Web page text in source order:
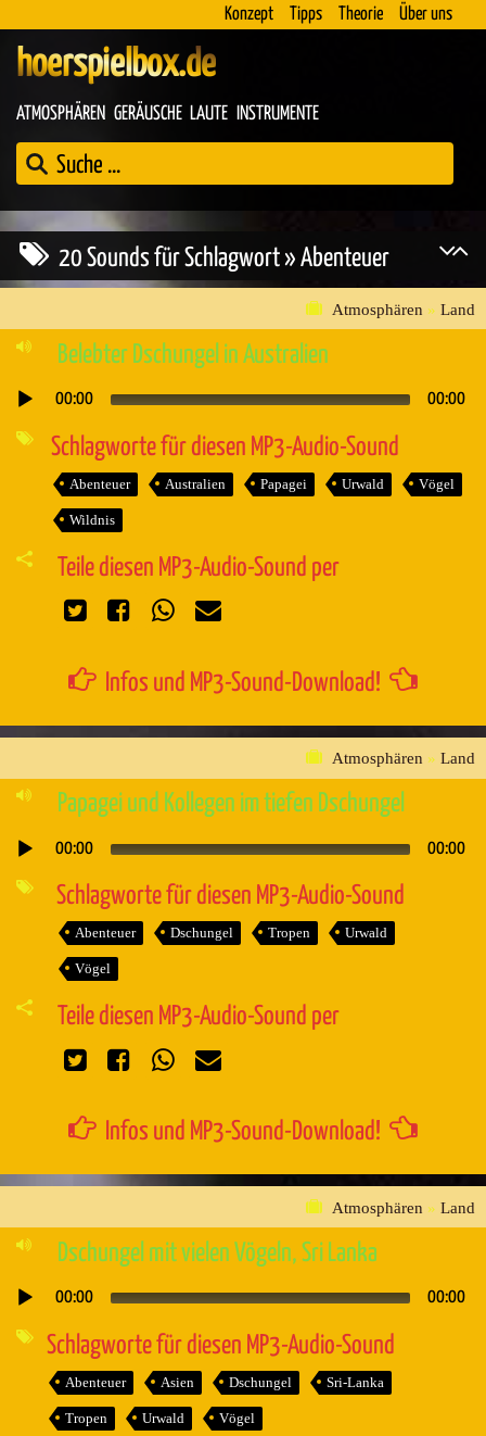
Konzept Tipps Theorie Über uns
hoerspielbox.de
ATMOSPHÄREN GERÄUSCHE LAUTE INSTRUMENTE
20 Sounds für Schlagwort » Abenteuer
Atmosphären » Land
Belebter Dschungel in Australien
Audio-
00:00 00:00
Schlagworte für diesen MP3-Audio-Sound
Abenteuer Australien Papagei Urwald Vögel
Wildnis
Teile diesen MP3-Audio-Sound per
Infos und MP3-Sound-Download!
Atmosphären » Land
Papagei und Kollegen im tiefen Dschungel
Audio-
00:00 00:00
Schlagworte für diesen MP3-Audio-Sound
Abenteuer Dschungel Tropen Urwald
Vögel
Teile diesen MP3-Audio-Sound per
Infos und MP3-Sound-Download!
Atmosphären » Land
Dschungel mit vielen Vögeln, Sri Lanka
Audio-
00:00 00:00
Schlagworte für diesen MP3-Audio-Sound
Abenteuer Asien Dschungel Sri-Lanka
Tropen Urwald Vögel